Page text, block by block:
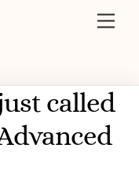
called